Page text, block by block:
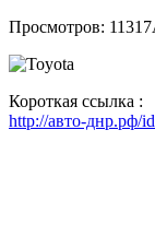
Просмотров: 11317
Короткая ссылка :
http://авто-днр.рф/